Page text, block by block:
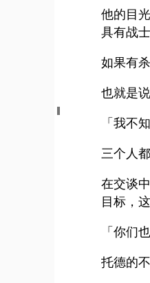
他的目
具有战
如果有
也就是
「我不
三个人
在交谈
目标，
「你们
托德的